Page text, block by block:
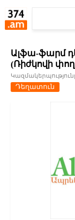
Ալֆա-ֆարմ
(Ռիժկովի
Դեղատուն